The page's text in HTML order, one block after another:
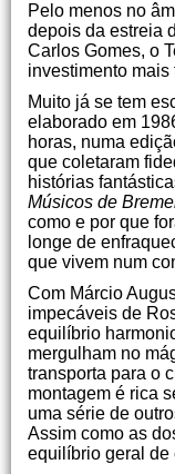
Pelo menos no
depois da estreia
Carlos Gomes, o
investimento
Muito já se tem
elaborado em
horas, numa
que coletaram
histórias
Músicos de
como e por que
longe de
que vivem num
Com Márcio
impecáveis de
equilíbrio
mergulham no
transporta para o
montagem é rica
uma série de
Assim como as
equilíbrio geral de